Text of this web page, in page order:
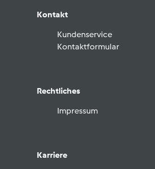
Kontakt
Kundenservice
Kontaktformular
Rechtliches
Impressum
Karriere